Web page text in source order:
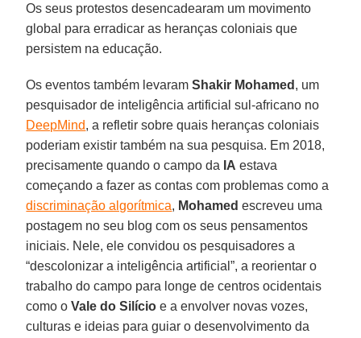
Os seus protestos desencadearam um movimento
global para erradicar as heranças coloniais que
persistem na educação.
Os eventos também levaramShakir Mohamed , um
pesquisador de inteligência artificial sul-africano no
DeepMind, a refletir sobre quais heranças coloniais
poderiam existir também na sua pesquisa. Em 2018,
precisamente quando o campo da IA estava
começando a fazer as contas com problemas como a
discriminação algorítmica, Mohamed escreveu uma
postagem no seu blog com os seus pensamentos
iniciais. Nele, ele convidou os pesquisadores a
“descolonizar a inteligência artificial”, a reorientar o
trabalho do campo para longe de centros ocidentais
como oVale do Silício e a envolver novas vozes,
culturas e ideias para guiar o desenvolvimento da